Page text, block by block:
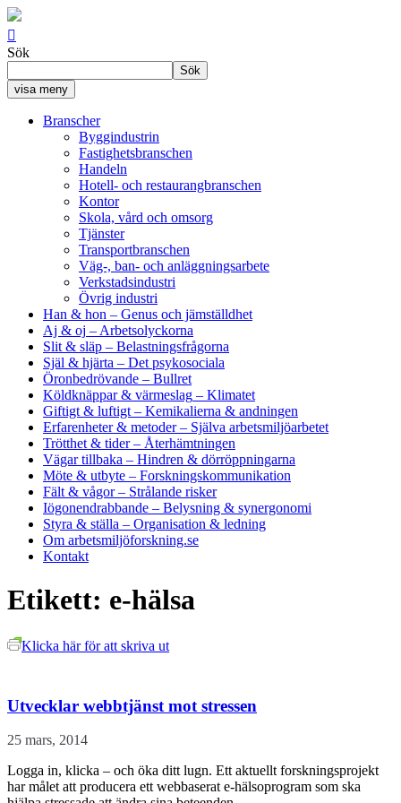

Sök
Sök
visa meny
Branscher
Byggindustrin
Fastighetsbranschen
Handeln
Hotell- och restaurangbranschen
Kontor
Skola, vård och omsorg
Tjänster
Transportbranschen
Väg-, ban- och anläggningsarbete
Verkstadsindustri
Övrig industri
Han & hon – Genus och jämställdhet
Aj & oj – Arbetsolyckorna
Slit & släp – Belastningsfrågorna
Själ & hjärta – Det psykosociala
Öronbedrövande – Bullret
Köldknäppar & värmeslag – Klimatet
Giftigt & luftigt – Kemikalierna & andningen
Erfarenheter & metoder– Själva arbetsmiljöarbetet
Trötthet & tider– Återhämtningen
Vägar tillbaka – Hindren & dörröppningarna
Möte & utbyte – Forskningskommunikation
Fält & vågor– Strålande risker
Iögonendrabbande – Belysning & synergonomi
Styra & ställa – Organisation & ledning
Om arbetsmiljöforskning.se
Kontakt
Etikett: e-hälsa
Klicka här för att skriva ut
Utvecklar webbtjänst mot stressen
25 mars, 2014
Logga in, klicka ‒ och öka ditt lugn. Ett aktuellt forskningsprojekt
har målet att producera ett webbaserat e-hälsoprogram som ska